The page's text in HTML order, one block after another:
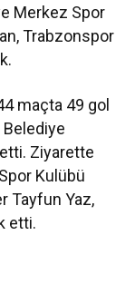
Merkez Spor
Trabzonspor
maçta 49 gol
Belediye
Ziyarette
Kulübü
Tayfun Yaz,
etti.